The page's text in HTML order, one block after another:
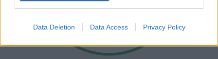
Data Deletion Data Access Privacy Policy